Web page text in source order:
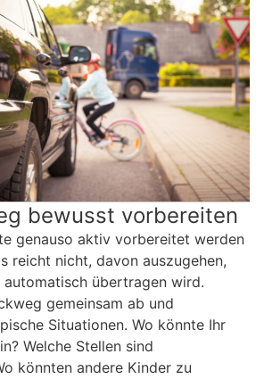
bewusst vorbereiten
genauso aktiv vorbereitet werden
reicht nicht, davon auszugehen,
automatisch übertragen wird.
gemeinsam ab und
Situationen. Wo könnte Ihr
Welche Stellen sind
könnten andere Kinder zu